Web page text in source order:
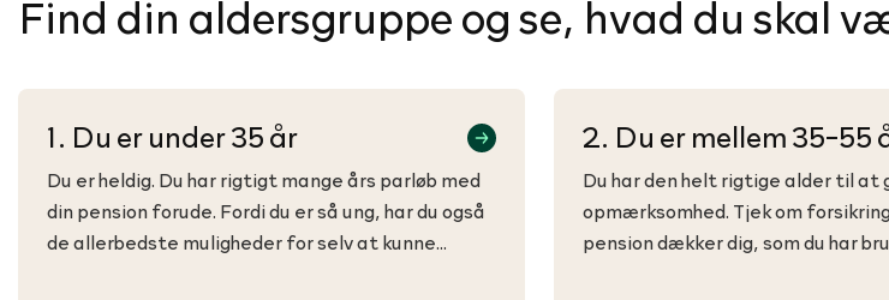
Find din aldersgruppe og se, hvad du skal
1. Du er under 35 år
Du er heldig. Du har rigtigt mange års parløb med
din pension forude. Fordi du er så ung, har du også
de allerbedste muligheder for selv at kunne
2. Du er mellem 35-55
Du har den helt rigtige alder til at
opmærksomhed. Tjek om forsikringerne i din
pension dækker dig, som du har